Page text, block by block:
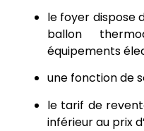
le foyer dispose
ballon
équipements
une fonction de
le tarif de
inférieur au prix